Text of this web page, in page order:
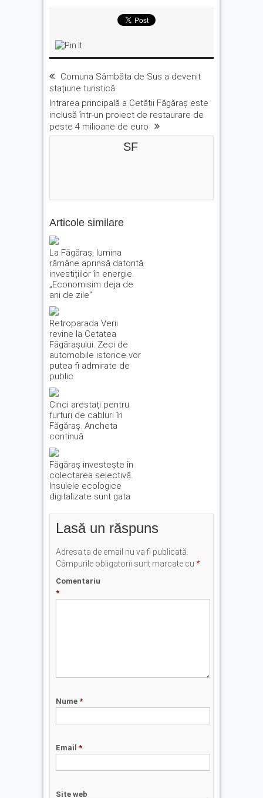
Comuna Sâmbăta de Sus a devenit
stațiune turistică
Intrarea principală a Cetății Făgăraș este
inclusă într-un proiect de restaurare de
peste 4 milioane de euro
SF
Articole similare
La Făgăraș, lumina
rămâne aprinsă datorită
investițiilor în energie.
„Economisim deja de
ani de zile”
Retroparada Verii
revine la Cetatea
Făgărașului. Zeci de
automobile istorice vor
putea fi admirate de
public
Cinci arestați pentru
furturi de cabluri în
Făgăraș. Ancheta
continuă
Făgăraș investește în
colectarea selectivă.
Insulele ecologice
digitalizate sunt gata
Lasă un răspuns
Adresa ta de email nu va fi publicată.
Câmpurile obligatorii sunt marcate cu *
Comentariu
*
Nume *
Email *
Site web